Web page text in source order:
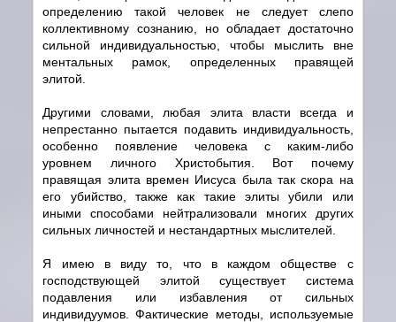
определению такой человек не следует слепо
коллективному сознанию, но обладает достаточно
сильной индивидуальностью, чтобы мыслить вне
ментальных рамок, определенных правящей
элитой.
Другими словами, любая элита власти всегда и
непрестанно пытается подавить индивидуальность,
особенно появление человека с каким-либо
уровнем личного Христобытия. Вот почему
правящая элита времен Иисуса была так скора на
его убийство, также как такие элиты убили или
иными способами нейтрализовали многих других
сильных личностей и нестандартных мыслителей.
Я имею в виду то, что в каждом обществе с
господствующей элитой существует система
подавления или избавления от сильных
индивидуумов. Фактические методы, используемые